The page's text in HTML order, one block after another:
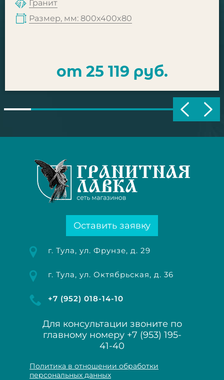
Гранит
Размер, мм: 800x400x80
от 25 119 руб.
Оставить заявку
г. Тула, ул. Фрунзе, д. 29
г. Тула, ул. Октябрьская, д. 36
+7 (952) 018-14-10
Для консультации звоните по
главному номеру +7 (953) 195-
41-40
Политика в отношении обработки
персональных данных